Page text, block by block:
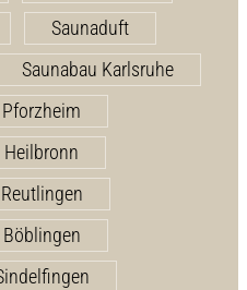
Saunaduft
Saunabau Karlsruhe
Heilbronn